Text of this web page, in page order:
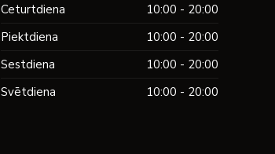
Ceturtdiena
10:00 - 20:00
Piektdiena
10:00 - 20:00
Sestdiena
10:00 - 20:00
Svētdiena
10:00 - 20:00